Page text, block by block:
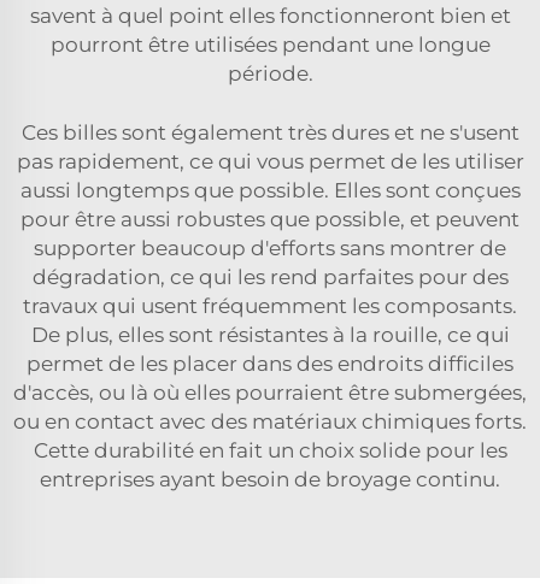
savent à quel point elles fonctionneront bien et
pourront être utilisées pendant une longue
période.
Ces billes sont également très dures et ne s'usent
pas rapidement, ce qui vous permet de les utiliser
aussi longtemps que possible. Elles sont conçues
pour être aussi robustes que possible, et peuvent
supporter beaucoup d'efforts sans montrer de
dégradation, ce qui les rend parfaites pour des
travaux qui usent fréquemment les composants.
De plus, elles sont résistantes à la rouille, ce qui
permet de les placer dans des endroits difficiles
d'accès, ou là où elles pourraient être submergées,
ou en contact avec des matériaux chimiques forts.
Cette durabilité en fait un choix solide pour les
entreprises ayant besoin de broyage continu.